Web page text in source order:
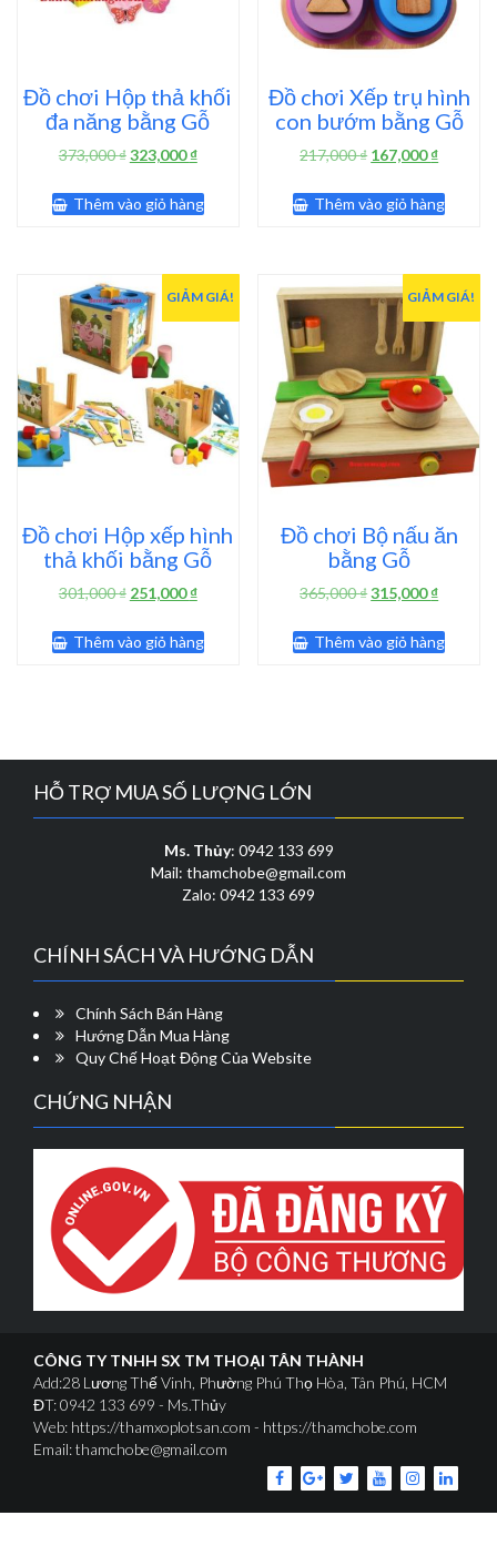
Đồ chơi Hộp thả khối
đa năng bằng Gỗ
373,000₫Giá
là:
373,000 ₫.
323,000₫Giá
tại
là:
Thêm vào giỏ hàng
Đồ chơi Xếp trụ hình
con bướm bằng Gỗ
217,000₫ Giá
là:
217,000 ₫.
167,000₫Giá
tại
là:
Thêm vào giỏ hàng
GIẢM GIÁ!
Đồ chơi Hộp xếp hình
thả khối bằng Gỗ
301,000₫ Giá
là:
301,000 ₫.
251,000₫Giá
tại
là:
Thêm vào giỏ hàng
GIẢM GIÁ!
Đồ chơi Bộ nấu ăn
bằng Gỗ
365,000₫Giá
là:
365,000 ₫.
315,000₫Giá
tại
là:
Thêm vào giỏ hàng
HỖ TRỢ MUA SỐ LƯỢNG LỚN
Ms. Thủy: 0942 133 699
Mail: thamchobe@gmail.com
Zalo: 0942 133 699
CHÍNH SÁCH VÀ HƯỚNG DẪN
Chính Sách Bán Hàng
Hướng Dẫn Mua Hàng
Quy Chế Hoạt Động Của Website
CHỨNG NHẬN
CÔNG TY TNHH SX TM THOẠI TÂN THÀNH
Add:28 Lương Thế Vinh, Phường Phú Thọ Hòa, Tân Phú, HCM
ĐT: 0942 133 699 - Ms.Thủy
Web: https://thamxoplotsan.com - https://thamchobe.com
Email: thamchobe@gmail.com